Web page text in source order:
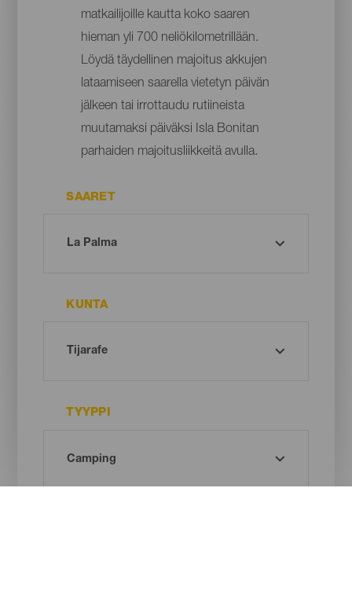
matkailijoille kautta koko saaren
hieman yli 700 neliökilometrillään.
Löydä täydellinen majoitus akkujen
lataamiseen saarella vietetyn päivän
jälkeen tai irrottaudu rutiineista
muutamaksi päiväksi Isla Bonitan
parhaiden majoitusliikkeitä avulla.
SAARET
KUNTA
TYYPPI